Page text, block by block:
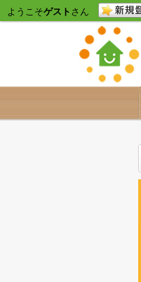
ようこそゲスト さん